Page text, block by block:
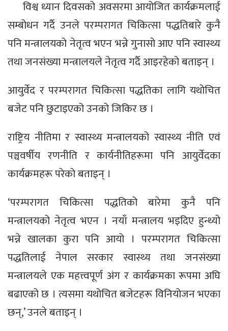
विश्व ध्यान दिवसको अवसरमा आयोजित कार्यक्रमलाई
सम्बोधन गर्दै उनले परम्परागत चिकित्सा पद्धतिबारे कुनै
पनि मन्त्रालयको नेतृत्व भएन भन्ने गुनासो आए पनि स्वास्थ्य
तथा जनसंख्या मन्त्रालयले नेतृत्व गर्दै आइरहेको बताइन् ।
आयुर्वेद र परम्परागत चिकित्सा पद्धतिका लागि यथोचित
बजेट पनि छुटाइएको उनको जिकिर छ ।
राष्ट्रिय नीतिमा र स्वास्थ्य मन्त्रालयको स्वास्थ्य नीति एवं
पञ्चवर्षीय रणनीति र कार्यनीतिहरूमा पनि आयुर्वेदका
कार्यक्रमहरू परेको बताइन् ।
‘परम्परागत चिकित्सा पद्धतिको बारेमा कुनै पनि
मन्त्रालयको नेतृत्व भएन । नयाँ मन्त्रालय भइदिए हुन्थ्यो
भन्ने खालका कुरा पनि आयो । परम्परागत चिकित्सा
पद्धतिलाई नेपाल सरकार स्वास्थ्य तथा जनसंख्या
मन्त्रालयले एक महत्त्वपूर्ण अंग र कार्यक्रमका रूपमा अघि
बढाएको छ । त्यसमा यथोचित बजेटहरू विनियोजन भएका
छन्,’ उनले बताइन् ।